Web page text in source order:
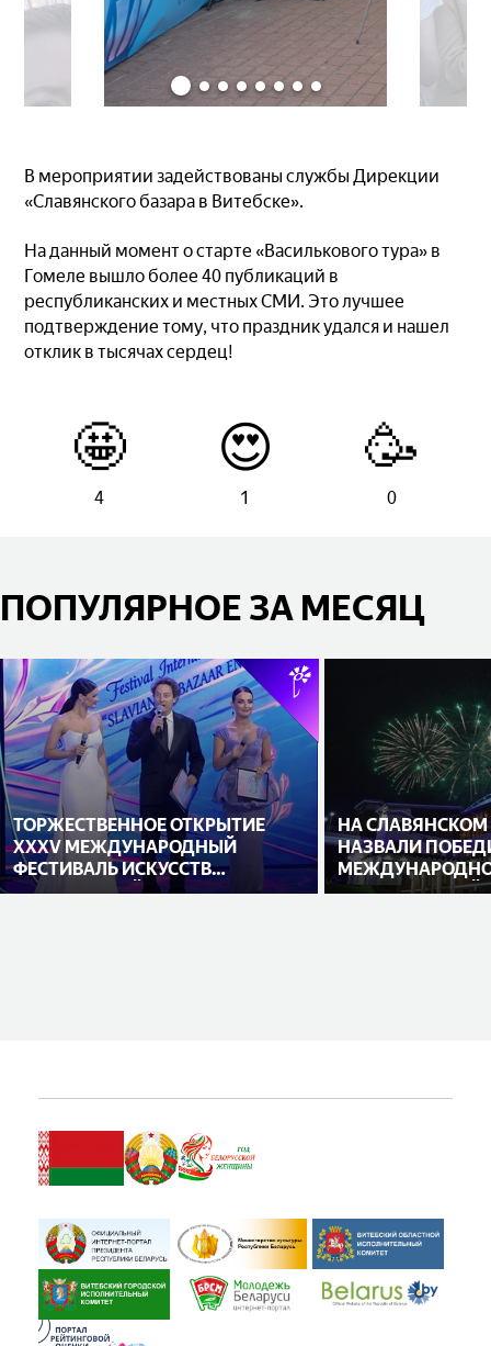
В мероприятии задействованы службы Дирекции
«Славянского базара в Витебске».
На данный момент о старте «Василькового тура» в
Гомеле вышло более 40 публикаций в
республиканских и местных СМИ. Это лучшее
подтверждение тому, что праздник удался и нашел
отклик в тысячах сердец!
🤩
4
😍
1
🥳
0
ПОПУЛЯРНОЕ ЗА МЕСЯЦ
ТОРЖЕСТВЕННОЕ ОТКРЫТИЕ
XXXV МЕЖДУНАРОДНЫЙ
ФЕСТИВАЛЬ ИСКУССТВ
«СЛАВЯНСКИЙ БАЗАР В
НА СЛАВЯНСКОМ
НАЗВАЛИ
ИСПОЛНИТЕЛЕЙ